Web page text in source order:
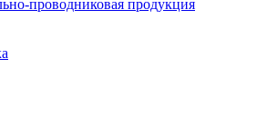
проводниковая продукция